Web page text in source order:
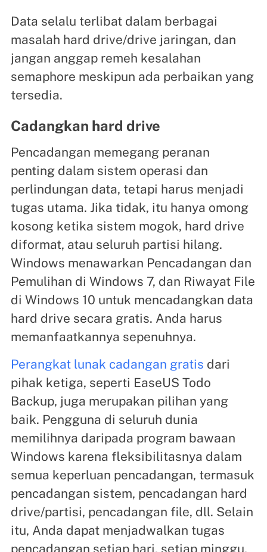
Data selalu terlibat dalam berbagai
masalah hard drive/drive jaringan, dan
jangan anggap remeh kesalahan
semaphore meskipun ada perbaikan yang
tersedia.
Cadangkan hard drive
Pencadangan memegang peranan
penting dalam sistem operasi dan
perlindungan data, tetapi harus menjadi
tugas utama. Jika tidak, itu hanya omong
kosong ketika sistem mogok, hard drive
diformat, atau seluruh partisi hilang.
Windows menawarkan Pencadangan dan
Pemulihan di Windows 7, dan Riwayat File
di Windows 10 untuk mencadangkan data
hard drive secara gratis. Anda harus
memanfaatkannya sepenuhnya.
Perangkat lunak cadangan gratis dari
pihak ketiga, seperti EaseUS Todo
Backup, juga merupakan pilihan yang
baik. Pengguna di seluruh dunia
memilihnya daripada program bawaan
Windows karena fleksibilitasnya dalam
semua keperluan pencadangan, termasuk
pencadangan sistem, pencadangan hard
drive/partisi, pencadangan file, dll. Selain
itu, Anda dapat menjadwalkan tugas
pencadangan setiap hari, setiap minggu,